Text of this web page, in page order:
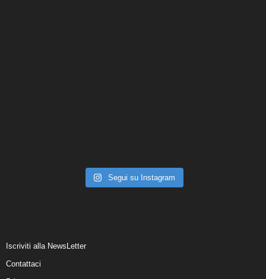
Segui su Instagram
Iscriviti alla NewsLetter
Contattaci